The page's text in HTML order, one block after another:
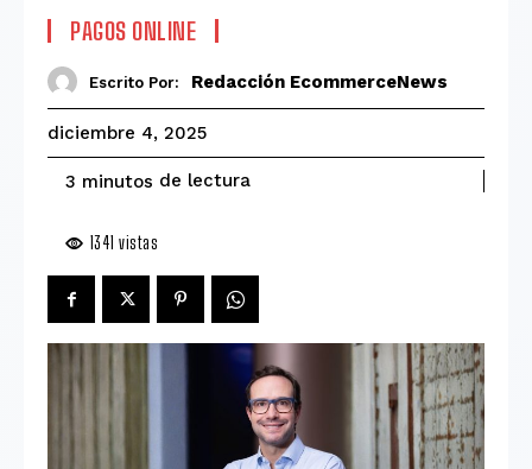
PAGOS ONLINE
Escrito Por: Redacción EcommerceNews
diciembre 4, 2025
3 minutos de lectura
1341 vistas